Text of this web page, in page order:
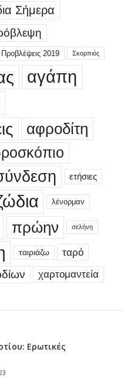
Σήμερα
Προβλέψεις 2019 Σκορπιός
αγάπη
αφροδίτη
ετήσιες
λένορμαν
πρώην σελήνη
ταιριάζω ταρό
χαρτομαντεία
Ερωτικές